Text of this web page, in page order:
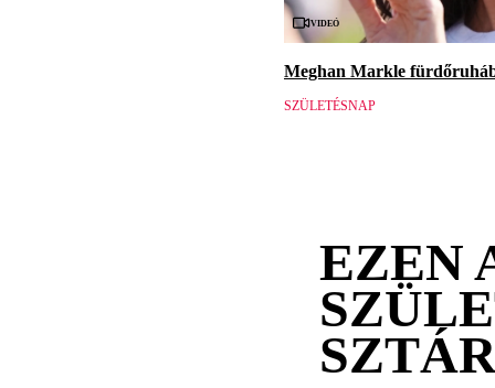
Videó
Meghan Markle
SZÜLETÉSNAP
EZEN